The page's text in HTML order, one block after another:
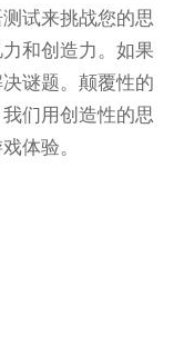
试来挑战您的思
和创造力。如果
谜题。颠覆性的
们用创造性的思
体验。